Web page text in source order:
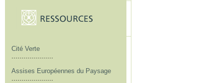
Cité Verte
.....................
Assises Européennes du Paysage
.....................